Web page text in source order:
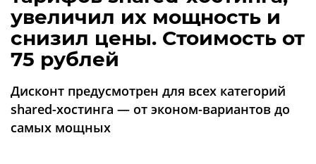
проекте
CNews
Аналитика
Конференции
Техника
увеличил их мощность и
снизил цены. Стоимость от
75 рублей
Дисконт предусмотрен для всех категорий
shared-хостинга — от эконом-вариантов до
самых мощных